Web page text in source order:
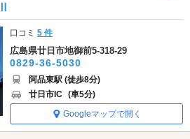
口コミ5 件
広島県廿日市地御前5-318-29
0829-36-5030
阿品東駅 (徒歩8分)
廿日市IC (車5分)
Googleマップで開く